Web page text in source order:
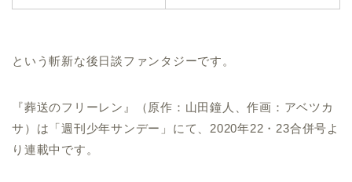
という斬新な後日談ファンタジーです。
『葬送のフリーレン』（原作：山田鐘人、作画：アベツカ
サ）は「週刊少年サンデー」にて、2020年22・23合併号よ
り連載中です。